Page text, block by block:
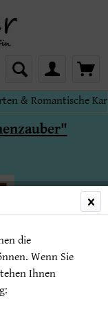
& Romantische
die
Wenn Sie
Ihnen